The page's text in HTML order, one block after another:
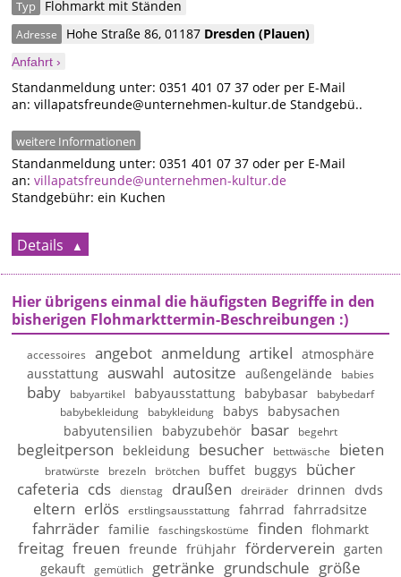
Typ Flohmarkt mit Ständen
Adresse Hohe Straße 86,01187 Dresden(Plauen)
Anfahrt ›
Standanmeldung unter: 0351 401 07 37 oder per E-Mail
an: villapatsfreunde@unternehmen-kultur.de Standgebü..
weitere Informationen
Standanmeldung unter: 0351 401 07 37 oder per E-Mail
an:villapatsfreunde@unternehmen-kultur.de
Standgebühr: ein Kuchen
Details
Hier übrigens einmal die häufigsten Begriffe in den
bisherigen Flohmarkttermin-Beschreibungen :)
accessoires angebot anmeldung artikel atmosphäre
ausstattung auswahl autositze außengelände babies
baby babyartikel babyausstattung babybasar
babybedarf
babybekleidung
babykleidung babys
babysachen
babyutensilien
babyzubehör basar begehrt
begleitperson bekleidung besucher bettwäsche bieten
bratwürste brezeln brötchen buffet buggys
bücher
cafeteria cds dienstag draußen dreiräder drinnen dvds
eltern erlös erstlingsausstattung fahrrad fahrradsitze
fahrräder familie faschingskostüme finden flohmarkt
freitag freuen freunde frühjahr förderverein garten
gekauft
gemütlich getränke grundschule größe